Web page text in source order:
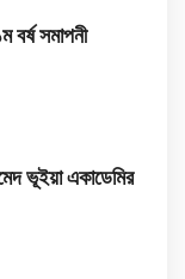
বর্ষ সমাপনী
ভূইয়া একাডেমির